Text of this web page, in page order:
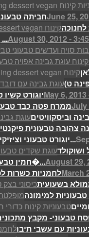
חביתהJune 25,
לחנוכה
פשטידת המעקוד שלAugust 30, 2012 -
יוגורטMay 6,
ממרח פטה כבדJuly
יוגורט טבעוני וציזיקי ללא לקט...
חמין טבעוני ביתי, טעים וקל להכ�...August 29,
לחמניות כשרותMarch
למימונה